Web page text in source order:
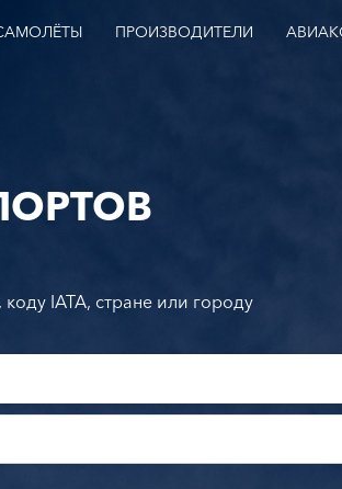
ПРОИЗВОДИТЕЛИ
IATA, стране или городу